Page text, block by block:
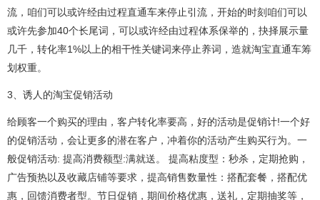
流，咱们可以或许经由过程直通车来停止引流，开始的时刻咱们可以
或许先参加40个长尾词，可以或许经由过程体系保举的，抉择展示量
几千，转化率1%以上的相干性关键词来停止养词，造就淘宝直通车筹
划权重。
3、诱人的淘宝促销活动
给顾客一个购买的理由，客户转化率要高，好的活动是促销计!一个好
的促销活动，会让更多的潜在客户，冲着你的活动产生购买行为。一
般促销活动: 提高消费额型:满就送。 提高粘度型：秒杀，定期抢购，
广告预热以及收藏店铺等要求，提高销售数量性：搭配套餐，搭配优
惠，回馈消费者型。节日促销，期间价格优惠，送礼，定期抽奖等，